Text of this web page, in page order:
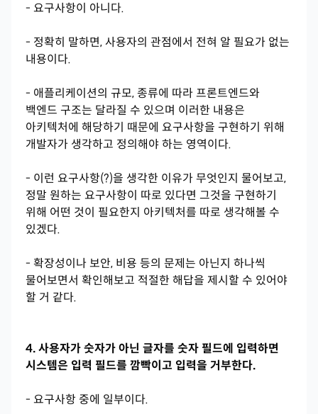
- 요구사항이 아니다.
- 정확히 말하면, 사용자의 관점에서 전혀 알 필요가 없는
내용이다.
- 애플리케이션의 규모, 종류에 따라 프론트엔드와
백엔드 구조는 달라질 수 있으며 이러한 내용은
아키텍처에 해당하기 때문에 요구사항을 구현하기 위해
개발자가 생각하고 정의해야 하는 영역이다.
- 이런 요구사항(?)을 생각한 이유가 무엇인지 물어보고,
정말 원하는 요구사항이 따로 있다면 그것을 구현하기
위해 어떤 것이 필요한지 아키텍처를 따로 생각해볼 수
있겠다.
- 확장성이나 보안, 비용 등의 문제는 아닌지 하나씩
물어보면서 확인해보고 적절한 해답을 제시할 수 있어야
할 거 같다.
4. 사용자가 숫자가 아닌 글자를 숫자 필드에 입력하면
시스템은 입력 필드를 깜빡이고 입력을 거부한다.
- 요구사항 중에 일부이다.